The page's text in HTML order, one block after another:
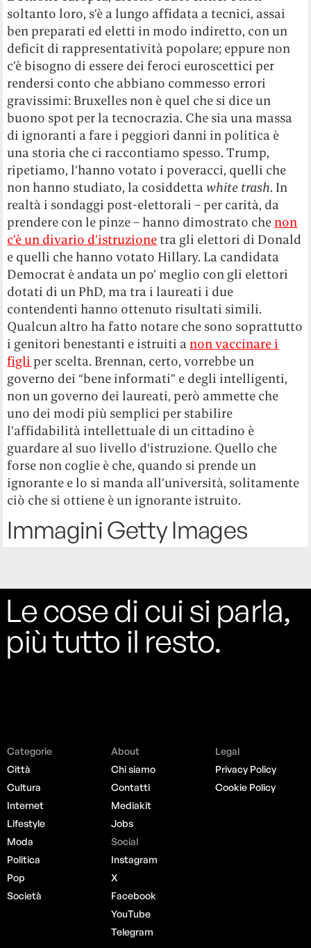
soltanto loro, s’è a lungo affidata a tecnici, assai
ben preparati ed eletti in modo indiretto, con un
deficit di rappresentatività popolare; eppure non
c’è bisogno di essere dei feroci euroscettici per
rendersi conto che abbiano commesso errori
gravissimi: Bruxelles non è quel che si dice un
buono spot per la tecnocrazia. Che sia una massa
di ignoranti a fare i peggiori danni in politica è
una storia che ci raccontiamo spesso. Trump,
ripetiamo, l’hanno votato i poveracci, quelli che
non hanno studiato, la cosiddetta white trash. In
realtà i sondaggi post-elettorali – per carità, da
prendere con le pinze – hanno dimostrato che non
c’è un divario d’istruzionetra gli elettori di Donald
e quelli che hanno votato Hillary. La candidata
Democrat è andata un po’ meglio con gli elettori
dotati di un PhD, ma tra i laureati i due
contendenti hanno ottenuto risultati simili.
Qualcun altro ha fatto notare che sono soprattutto
i genitori benestanti e istruiti a non vaccinare i
figli per scelta. Brennan, certo, vorrebbe un
governo dei “bene informati” e degli intelligenti,
non un governo dei laureati, però ammette che
uno dei modi più semplici per stabilire
l’affidabilità intellettuale di un cittadino è
guardare al suo livello d’istruzione. Quello che
forse non coglie è che, quando si prende un
ignorante e lo si manda all’università, solitamente
ciò che si ottiene è un ignorante istruito.
Immagini Getty Images
Le cose di cui si parla,
più tutto il resto.
Categorie
Città
Cultura
Internet
Lifestyle
Moda
Politica
Pop
Società
About
Chi siamo
Contatti
Mediakit
Jobs
Social
Instagram
X
Facebook
YouTube
Telegram
Legal
Privacy Policy
Cookie Policy